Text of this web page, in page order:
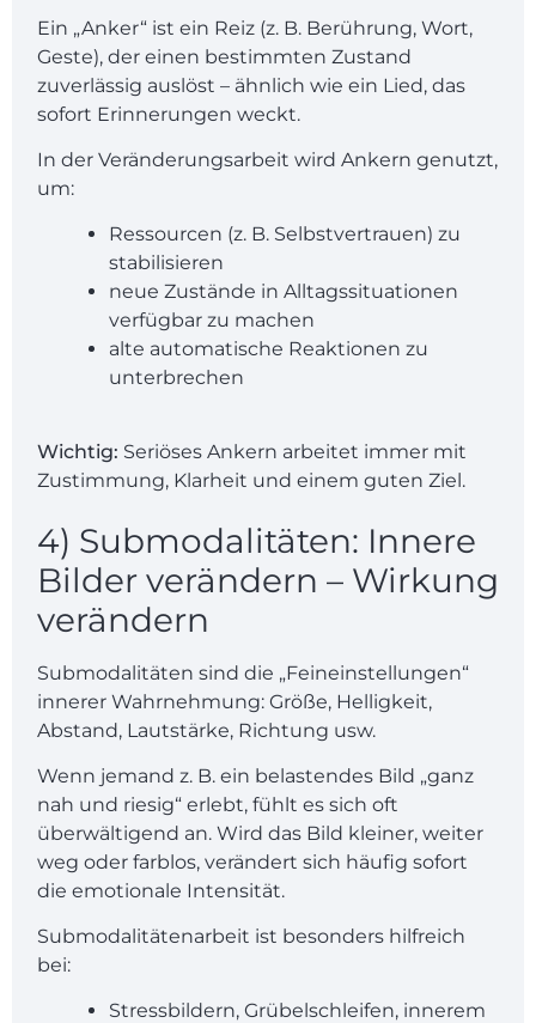
Ein „Anker“ ist ein Reiz (z. B. Berührung, Wort,
Geste), der einen bestimmten Zustand
zuverlässig auslöst – ähnlich wie ein Lied, das
sofort Erinnerungen weckt.
In der Veränderungsarbeit wird Ankern genutzt,
um:
Ressourcen (z. B. Selbstvertrauen) zu
stabilisieren
neue Zustände in Alltagssituationen
verfügbar zu machen
alte automatische Reaktionen zu
unterbrechen
Wichtig: Seriöses Ankern arbeitet immer mit
Zustimmung, Klarheit und einem guten Ziel.
4) Submodalitäten: Innere
Bilder verändern – Wirkung
verändern
Submodalitäten sind die „Feineinstellungen“
innerer Wahrnehmung: Größe, Helligkeit,
Abstand, Lautstärke, Richtung usw.
Wenn jemand z. B. ein belastendes Bild „ganz
nah und riesig“ erlebt, fühlt es sich oft
überwältigend an. Wird das Bild kleiner, weiter
weg oder farblos, verändert sich häufig sofort
die emotionale Intensität.
Submodalitätenarbeit ist besonders hilfreich
bei:
Stressbildern, Grübelschleifen, innerem